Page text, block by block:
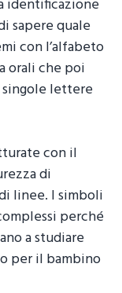
identificazione
sapere quale
con l’alfabeto
orali che poi
lettere
con il
di
linee. I simboli
perché
a studiare
per il bambino